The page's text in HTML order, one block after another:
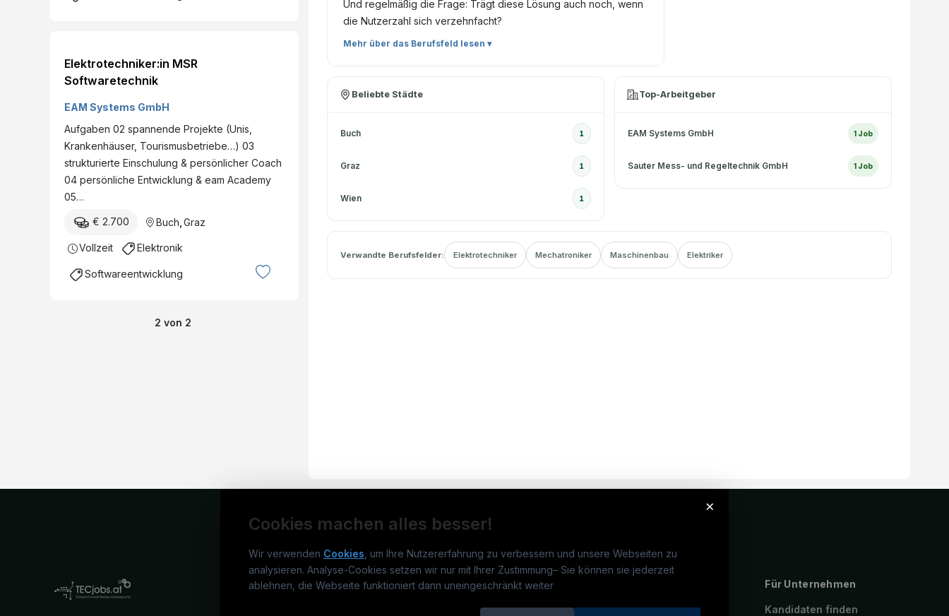
Elektrotechniker:in MSR
Softwaretechnik
EAM Systems GmbH
Aufgaben 02 spannende Projekte (Unis,
Krankenhäuser, Tourismusbetriebe…) 03
strukturierte Einschulung & persönlicher Coach
04 persönliche Entwicklung & eam Academy
05…
€ 2.700 Buch Graz
Vollzeit Elektronik
Softwareentwicklung
2 von 2
Und regelmäßig die Frage: Trägt diese Lösung auch noch, wenn
die Nutzerzahl sich verzehnfacht?
Mehr über das Berufsfeld lesen ▾
Beliebte Städte
Buch 1
Graz 1
Wien 1
Top-Arbeitgeber
EAM Systems GmbH 1 Job
Sauter Mess- und Regeltechnik GmbH 1 Job
Verwandte Berufsfelder: Elektrotechniker Mechatroniker Maschinenbau Elektriker
×
Cookies machen alles besser!
Wir verwenden Cookies , um Ihre Nutzererfahrung zu verbessern und unsere Webseiten zu
analysieren. Analyse-Cookies setzen wir nur mit Ihrer Zustimmung– Sie können sie jederzeit
ablehnen, die Webseite funktioniert dann uneingeschränkt weiter
TECjobs.at Jobs
Jobs in Wien Elektrotechniker:in
Für Unternehmen
Kandidaten finden